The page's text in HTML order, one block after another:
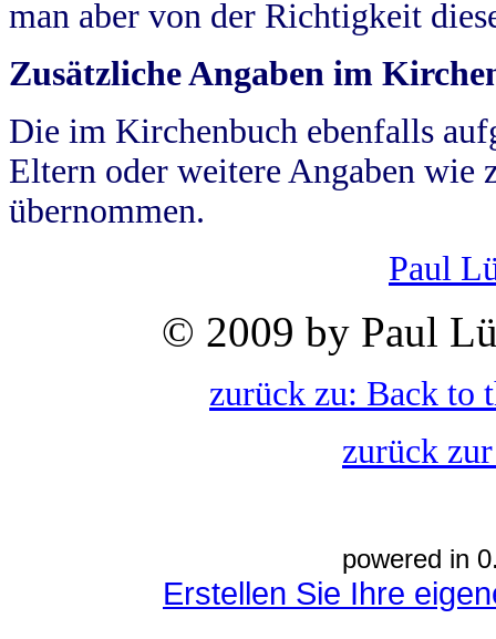
man aber von der Richtigkeit
Zusätzliche Angaben im
Die im Kirchenbuch ebenfalls
Eltern oder weitere Angaben wie
übernommen.
Paul
© 2009 by Paul
zurück zu: Back to
zurück
powered in
Erstellen Sie Ihre